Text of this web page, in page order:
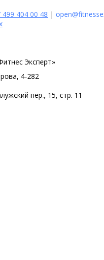
499 404 00 48 |
Эксперт»
4-282
пер., 15, стр. 11